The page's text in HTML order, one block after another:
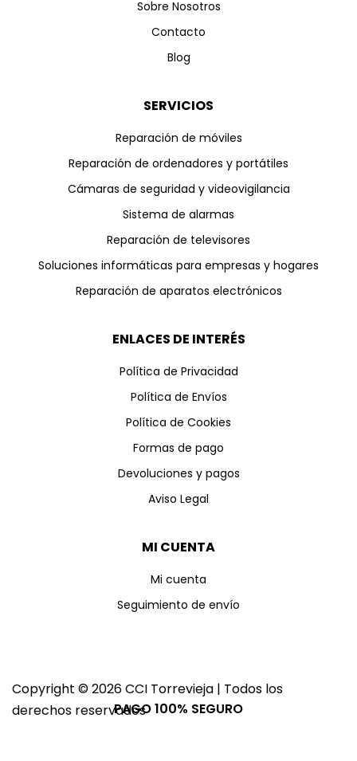
Sobre Nosotros
Contacto
Blog
SERVICIOS
Reparación de móviles
Reparación de ordenadores y portátiles
Cámaras de seguridad y videovigilancia
Sistema de alarmas
Reparación de televisores
Soluciones informáticas para empresas y hogares
Reparación de aparatos electrónicos
ENLACES DE INTERÉS
Política de Privacidad
Política de Envíos
Política de Cookies
Formas de pago
Devoluciones y pagos
Aviso Legal
MI CUENTA
Mi cuenta
Seguimiento de envío
Copyright © 2026 CCI Torrevieja | Todos los
derechos reservadosPAGO 100% SEGURO